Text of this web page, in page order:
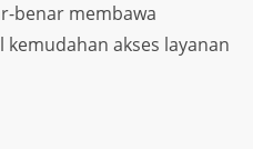
benar membawa
akses layanan